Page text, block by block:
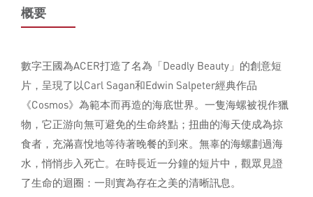
概要
數字王國為ACER打造了名為「Deadly Beauty」的創意短
片，呈現了以Carl Sagan和Edwin Salpeter經典作品
《Cosmos》為範本而再造的海底世界。一隻海螺被視作獵
物，它正游向無可避免的生命終點；扭曲的海天使成為掠
食者，充滿喜悅地等待著晚餐的到來。無辜的海螺劃過海
水，悄悄步入死亡。在時長近一分鐘的短片中，觀眾見證
了生命的迴圈：一則實為存在之美的清晰訊息。